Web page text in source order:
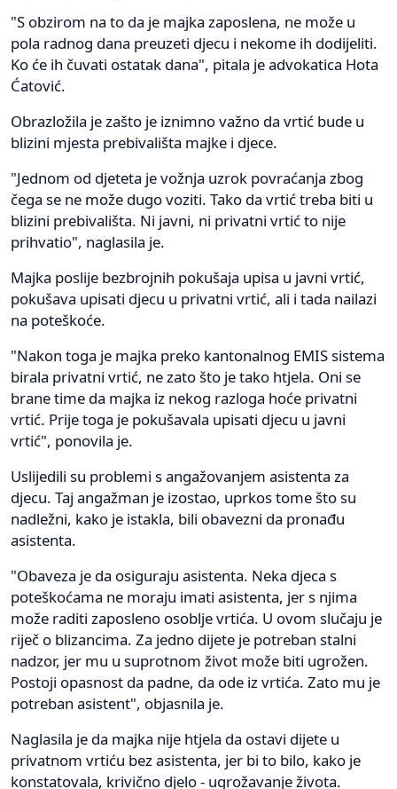
"S obzirom na to da je majka zaposlena, ne može u
pola radnog dana preuzeti djecu i nekome ih dodijeliti.
Ko će ih čuvati ostatak dana", pitala je advokatica Hota
Ćatović.
Obrazložila je zašto je iznimno važno da vrtić bude u
blizini mjesta prebivališta majke i djece.
"Jednom od djeteta je vožnja uzrok povraćanja zbog
čega se ne može dugo voziti. Tako da vrtić treba biti u
blizini prebivališta. Ni javni, ni privatni vrtić to nije
prihvatio", naglasila je.
Majka poslije bezbrojnih pokušaja upisa u javni vrtić,
pokušava upisati djecu u privatni vrtić, ali i tada nailazi
na poteškoće.
"Nakon toga je majka preko kantonalnog EMIS sistema
birala privatni vrtić, ne zato što je tako htjela. Oni se
brane time da majka iz nekog razloga hoće privatni
vrtić. Prije toga je pokušavala upisati djecu u javni
vrtić", ponovila je.
Uslijedili su problemi s angažovanjem asistenta za
djecu. Taj angažman je izostao, uprkos tome što su
nadležni, kako je istakla, bili obavezni da pronađu
asistenta.
"Obaveza je da osiguraju asistenta. Neka djeca s
poteškoćama ne moraju imati asistenta, jer s njima
može raditi zaposleno osoblje vrtića. U ovom slučaju je
riječ o blizancima. Za jedno dijete je potreban stalni
nadzor, jer mu u suprotnom život može biti ugrožen.
Postoji opasnost da padne, da ode iz vrtića. Zato mu je
potreban asistent", objasnila je.
Naglasila je da majka nije htjela da ostavi dijete u
privatnom vrtiću bez asistenta, jer bi to bilo, kako je
konstatovala, krivično djelo - ugrožavanje života.